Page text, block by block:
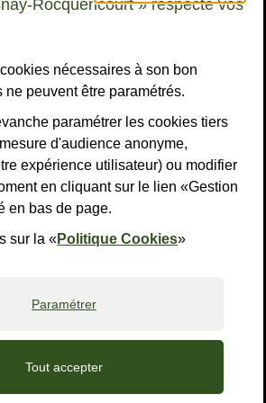
Rocquencourt » respecte vos
nécessaires à son bon
ne peuvent être paramétrés.
paramétrer les cookies tiers
d'audience anonyme,
expérience utilisateur) ou modifier
en cliquant sur le lien «Gestion
en bas de page.
sur la «Politique Cookies»
Paramétrer
Tout accepter
NOUS CONTACTER
À LA LETTRE D’INFO
Liens réseaux sociaux
Facebook
Instagram
YouTube
: non conforme
Gestion des cookies